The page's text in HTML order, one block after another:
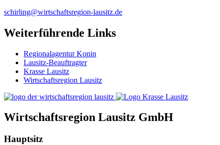
schirling@wirtschaftsregion-lausitz.de
Weiterführende Links
Regionalagentur Konin
Lausitz-Beauftragter
Krasse Lausitz
Wirtschaftsregion Lausitz
Wirtschaftsregion Lausitz GmbH
Hauptsitz